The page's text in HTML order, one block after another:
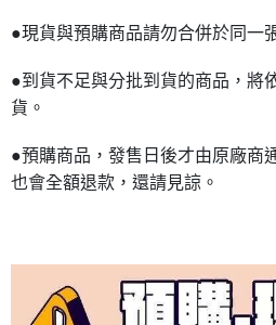
●現貨與預購商品請勿合併於同一
●到貨不足與分批到貨的商品，將
貨。
●預購商品，發售日後才由原廠商
也會全額退款，還請見諒。